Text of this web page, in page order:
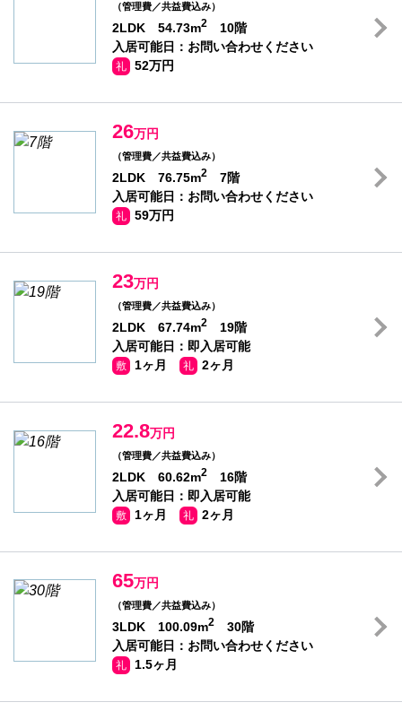
（管理費／共益費込み）
2LDK 54.73m2
10階
入居可能日：お問い合わせください
礼 52万円
26万円
（管理費／共益費込み）
2LDK 76.75m2
7階
入居可能日：お問い合わせください
礼 59万円
23万円
（管理費／共益費込み）
2LDK 67.74m2
19階
入居可能日：即入居可能
敷 1ヶ月 礼 2ヶ月
22.8万円
（管理費／共益費込み）
2LDK 60.62m2
16階
入居可能日：即入居可能
敷 1ヶ月 礼 2ヶ月
65万円
（管理費／共益費込み）
3LDK 100.09m2
30階
入居可能日：お問い合わせください
礼 1.5ヶ月